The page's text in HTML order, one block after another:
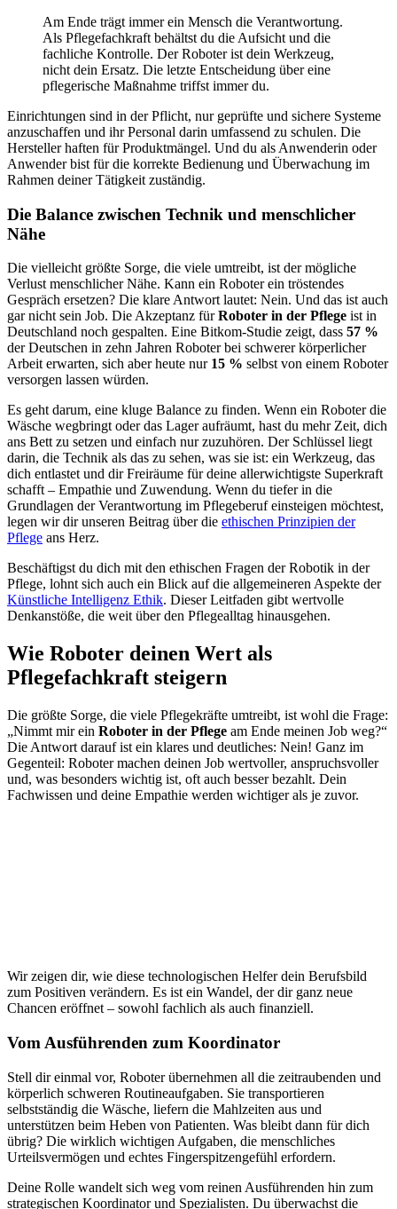
Am Ende trägt immer ein Mensch die Verantwortung.
Als Pflegefachkraft behältst du die Aufsicht und die
fachliche Kontrolle. Der Roboter ist dein Werkzeug,
nicht dein Ersatz. Die letzte Entscheidung über eine
pflegerische Maßnahme triffst immer du.
Einrichtungen sind in der Pflicht, nur geprüfte und sichere Systeme
anzuschaffen und ihr Personal darin umfassend zu schulen. Die
Hersteller haften für Produktmängel. Und du als Anwenderin oder
Anwender bist für die korrekte Bedienung und Überwachung im
Rahmen deiner Tätigkeit zuständig.
Die Balance zwischen Technik und menschlicher
Nähe
Die vielleicht größte Sorge, die viele umtreibt, ist der mögliche
Verlust menschlicher Nähe. Kann ein Roboter ein tröstendes
Gespräch ersetzen? Die klare Antwort lautet: Nein. Und das ist auch
gar nicht sein Job. Die Akzeptanz fürRoboter in der Pflege ist in
Deutschland noch gespalten. Eine Bitkom-Studie zeigt, dass 57 %
der Deutschen in zehn Jahren Roboter bei schwerer körperlicher
Arbeit erwarten, sich aber heute nur 15 % selbst von einem Roboter
versorgen lassen würden.
Es geht darum, eine kluge Balance zu finden. Wenn ein Roboter die
Wäsche wegbringt oder das Lager aufräumt, hast du mehr Zeit, dich
ans Bett zu setzen und einfach nur zuzuhören. Der Schlüssel liegt
darin, die Technik als das zu sehen, was sie ist: ein Werkzeug, das
dich entlastet und dir Freiräume für deine allerwichtigste Superkraft
schafft – Empathie und Zuwendung. Wenn du tiefer in die
Grundlagen der Verantwortung im Pflegeberuf einsteigen möchtest,
legen wir dir unseren Beitrag über die ethischen Prinzipien der
Pflege ans Herz.
Beschäftigst du dich mit den ethischen Fragen der Robotik in der
Pflege, lohnt sich auch ein Blick auf die allgemeineren Aspekte der
Künstliche Intelligenz Ethik. Dieser Leitfaden gibt wertvolle
Denkanstöße, die weit über den Pflegealltag hinausgehen.
Wie Roboter deinen Wert als
Pflegefachkraft steigern
Die größte Sorge, die viele Pflegekräfte umtreibt, ist wohl die Frage:
„Nimmt mir ein Roboter in der Pflege am Ende meinen Job weg?“
Die Antwort darauf ist ein klares und deutliches: Nein! Ganz im
Gegenteil: Roboter machen deinen Job wertvoller, anspruchsvoller
und, was besonders wichtig ist, oft auch besser bezahlt. Dein
Fachwissen und deine Empathie werden wichtiger als je zuvor.
Wir zeigen dir, wie diese technologischen Helfer dein Berufsbild
zum Positiven verändern. Es ist ein Wandel, der dir ganz neue
Chancen eröffnet – sowohl fachlich als auch finanziell.
Vom Ausführenden zum Koordinator
Stell dir einmal vor, Roboter übernehmen all die zeitraubenden und
körperlich schweren Routineaufgaben. Sie transportieren
selbstständig die Wäsche, liefern die Mahlzeiten aus und
unterstützen beim Heben von Patienten. Was bleibt dann für dich
übrig? Die wirklich wichtigen Aufgaben, die menschliches
Urteilsvermögen und echtes Fingerspitzengefühl erfordern.
Deine Rolle wandelt sich weg vom reinen Ausführenden hin zum
strategischen Koordinator und Spezialisten. Du überwachst die